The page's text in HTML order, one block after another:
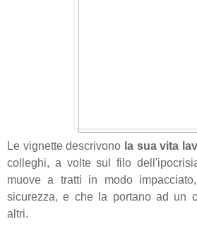
Le vignette descrivono la sua vita
colleghi, a volte sul filo
muove a tratti in modo
sicurezza, e che la portano ad un
altri.